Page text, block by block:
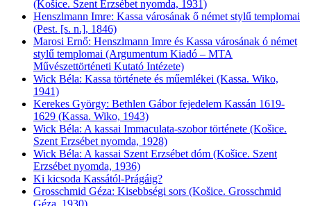
(Košice. Szent Erzsébet nyomda, 1931)
Henszlmann Imre: Kassa városának ő német stylű templomai
(Pest. [s. n.], 1846)
Marosi Ernő: Henszlmann Imre és Kassa városának ó német
stylű templomai (Argumentum Kiadó – MTA
Művészettörténeti Kutató Intézete)
Wick Béla: Kassa története és műemlékei (Kassa. Wiko,
1941)
Kerekes György: Bethlen Gábor fejedelem Kassán 1619-
1629 (Kassa. Wiko, 1943)
Wick Béla: A kassai Immaculata-szobor története (Košice.
Szent Erzsébet nyomda, 1928)
Wick Béla: A kassai Szent Erzsébet dóm (Košice. Szent
Erzsébet nyomda, 1936)
Ki kicsoda Kassától-Prágáig?
Grosschmid Géza: Kisebbségi sors (Košice. Grosschmid
Géza, 1930)